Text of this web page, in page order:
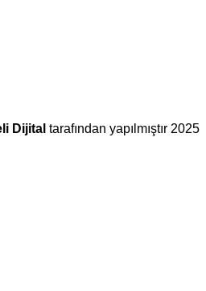
Dijital tarafından yapılmıştır 2025